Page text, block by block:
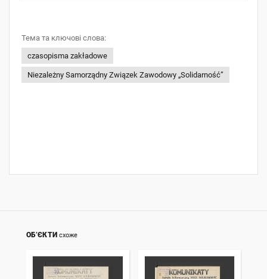
Тема та ключові слова:
czasopisma zakładowe
Niezależny Samorządny Związek Zawodowy „Solidarność”
ОБ’ЄКТИ схоже